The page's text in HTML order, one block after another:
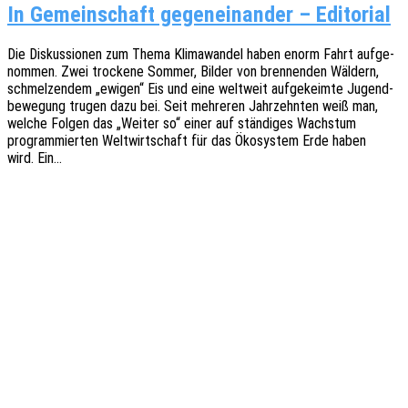
In Gemeinschaft gegeneinander – Editorial
Die Diskus­sio­nen zum Thema Klima­wan­del haben enorm Fahrt aufge­
nom­men. Zwei trocke­ne Sommer, Bilder von bren­nen­den Wäldern,
schmel­zen­dem „ewigen“ Eis und eine welt­weit aufge­keim­te Jugend­
be­we­gung trugen dazu bei. Seit mehre­ren Jahr­zehn­ten weiß man,
welche Folgen das „Weiter so“ einer auf stän­di­ges Wachs­tum
program­mier­ten Welt­wirt­schaft für das Ökosys­tem Erde haben
wird. Ein…